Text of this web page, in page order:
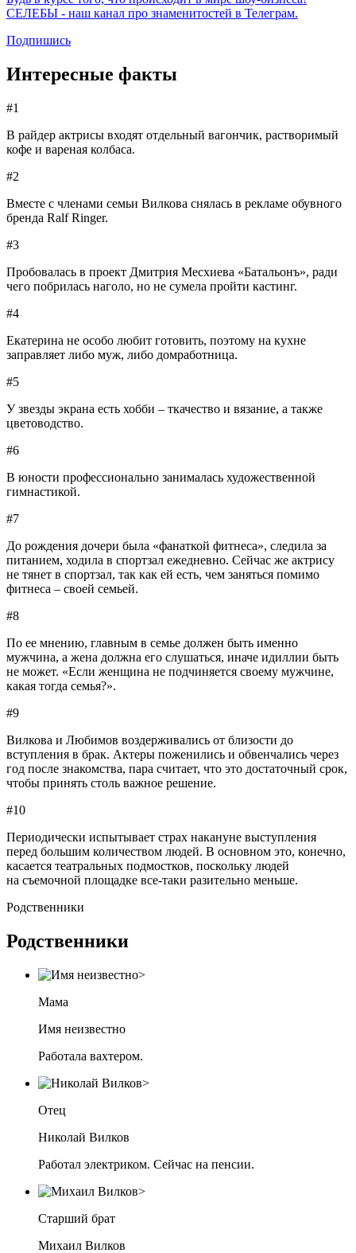
СЕЛЕБЫ - наш канал про знаменитостей в Телеграм.
Подпишись
Интересные факты
#1
В райдер актрисы входят отдельный вагончик, растворимый
кофе и вареная колбаса.
#2
Вместе с членами семьи Вилкова снялась в рекламе обувного
бренда Ralf Ringer.
#3
Пробовалась в проект Дмитрия Месхиева «Батальонъ», ради
чего побрилась наголо, но не сумела пройти кастинг.
#4
Екатерина не особо любит готовить, поэтому на кухне
заправляет либо муж, либо домработница.
#5
У звезды экрана есть хобби – ткачество и вязание, а также
цветоводство.
#6
В юности профессионально занималась художественной
гимнастикой.
#7
До рождения дочери была «фанаткой фитнеса», следила за
питанием, ходила в спортзал ежедневно. Сейчас же актрису
не тянет в спортзал, так как ей есть, чем заняться помимо
фитнеса – своей семьей.
#8
По ее мнению, главным в семье должен быть именно
мужчина, а жена должна его слушаться, иначе идиллии быть
не может. «Если женщина не подчиняется своему мужчине,
какая тогда семья?».
#9
Вилкова и Любимов воздерживались от близости до
вступления в брак. Актеры поженились и обвенчались через
год после знакомства, пара считает, что это достаточный срок,
чтобы принять столь важное решение.
#10
Периодически испытывает страх накануне выступления
перед большим количеством людей. В основном это, конечно,
касается театральных подмостков, поскольку людей
на съемочной площадке все-таки разительно меньше.
Родственники
Родственники
Мама
Имя неизвестно
Работала вахтером.
Отец
Николай Вилков
Работал электриком. Сейчас на пенсии.
Старший брат
Михаил Вилков